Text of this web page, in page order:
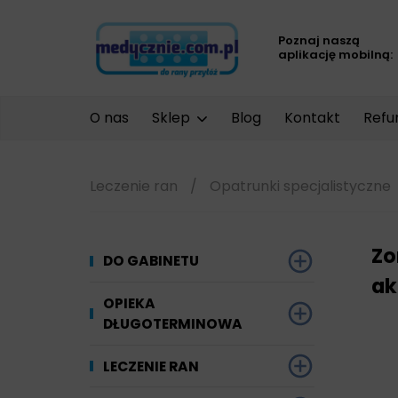
Poznaj naszą
aplikację mobilną:
O nas Sklep Blog Kontakt
Leczenie ran / Opatrunki specjalistyczne
DO GABINETU
Dezynfekcja
OPIEKA
DŁUGOTERMINOWA
Materiały chłonne
LECZENIE RAN